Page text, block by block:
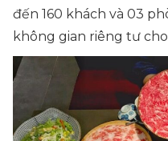
đến 160 khách và 03
không gian riêng tư